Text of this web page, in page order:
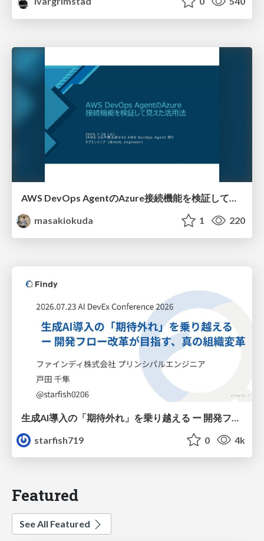
AWS DevOps AgentのAzure接続機能を検証して見えた活用法／Use Cases Verified for the AWS DevOps Agent's Azure Connectivity Feature
masakiokuda
1 220
starfish719
0 4k
Featured
See All Featured